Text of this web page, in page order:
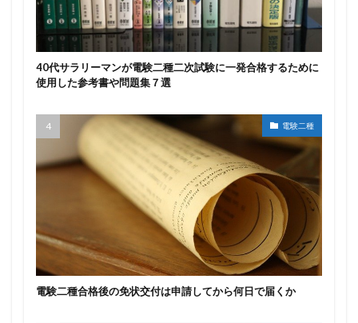
40代サラリーマンが電験二種二次試験に一発合格するために
使用した参考書や問題集７選
電験二種
電験二種合格後の免状交付は申請してから何日で届くか